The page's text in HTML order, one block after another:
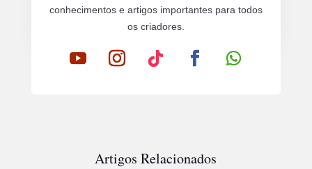
conhecimentos e artigos importantes para todos
os criadores.
Artigos Relacionados